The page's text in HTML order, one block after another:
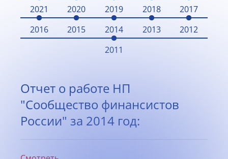
2021
2020 2019 2018
2017
2016
2015 2014 2013
2012
2011
Отчет о работе НП
"Сообщество финансистов
России" за 2014 год: